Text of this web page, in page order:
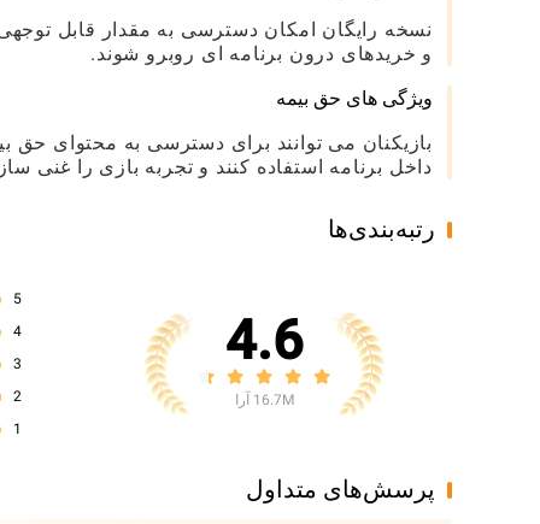
نسخه رایگان امکان دسترسی به مقدار قابل
و خریدهای درون برنامه ای روبرو شوند.
ویژگی های حق بیمه
بازیکنان می توانند برای دسترسی به محتوای حق
داخل برنامه استفاده کنند و تجربه بازی را غنی
رتبه‌بندی‌ها
4.6
16.7M آرا
5
4
3
2
1
پرسش‌های متداول